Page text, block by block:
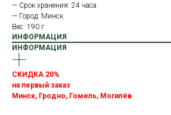
— Срок хранения: 24 часа
— Город: Минск
Вес: 190 г
ИНФОРМАЦИЯ
ИНФОРМАЦИЯ
СКИДКА 20%
на первый заказ
Минск, Гродно, Гомель, Могилёв